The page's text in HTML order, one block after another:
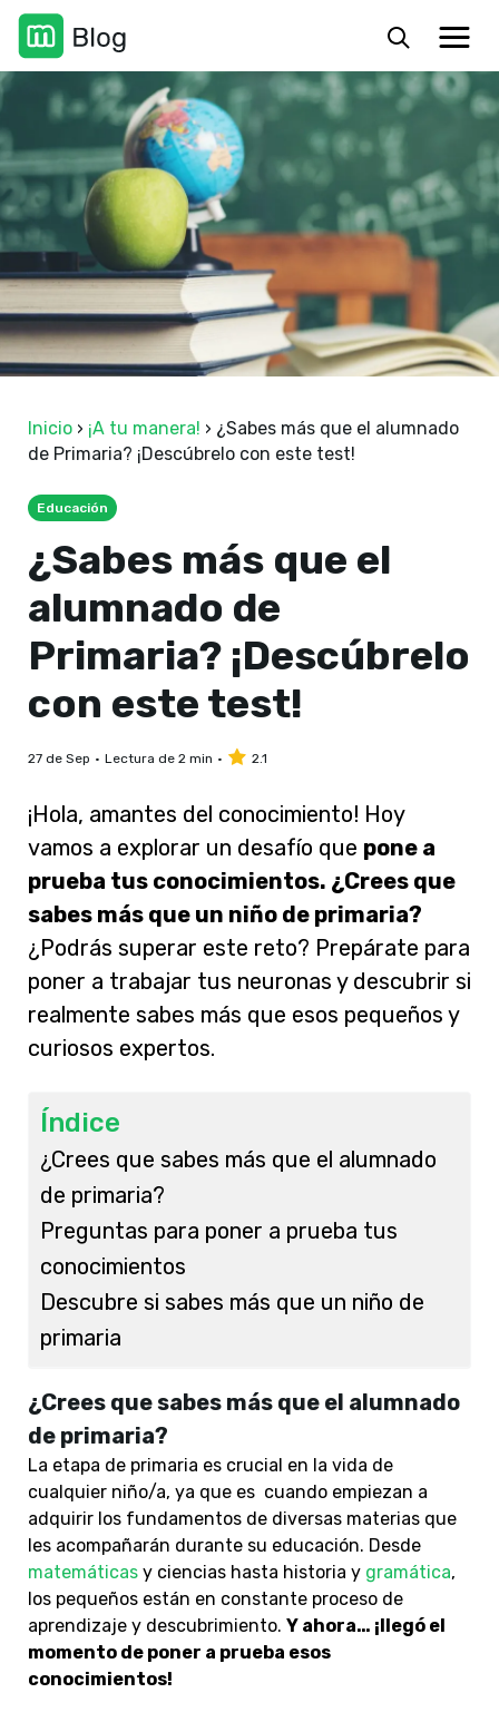
Inicio › ¡A tu manera! › ¿Sabes más que el alumnado
de Primaria? ¡Descúbrelo con este test!
Educación
¿Sabes más que el
alumnado de
Primaria? ¡Descúbrelo
con este test!
27 de Sep Lectura de 2 min 2.1
¡Hola, amantes del conocimiento! Hoy
vamos a explorar un desafío que pone a
prueba tus conocimientos. ¿Crees que
sabes más que un niño de primaria?
¿Podrás superar este reto? Prepárate para
poner a trabajar tus neuronas y descubrir si
realmente sabes más que esos pequeños y
curiosos expertos.
Índice
¿Crees que sabes más que el alumnado
de primaria?
Preguntas para poner a prueba tus
conocimientos
Descubre si sabes más que un niño de
primaria
¿Crees que sabes más que el alumnado
de primaria?
La etapa de primaria es crucial en la vida de
cualquier niño/a, ya que es cuando empiezan a
adquirir los fundamentos de diversas materias que
les acompañarán durante su educación. Desde
matemáticas y ciencias hasta historia y gramática,
los pequeños están en constante proceso de
aprendizaje y descubrimiento. Y ahora… ¡llegó el
momento de poner a prueba esos
conocimientos!